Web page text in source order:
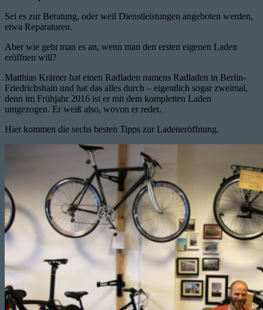
Sei es zur Beratung, oder weil Dienstleistungen angeboten werden,
etwa Reparaturen.
Aber wie geht man es an, wenn man den ersten eigenen Laden
eröffnen will?
Matthias Krämer hat einen Radladen namens Radladen in Berlin-
Friedrichshain und hat das alles durch – eigentlich sogar zweimal,
denn im Frühjahr 2016 ist er mit dem kompletten Laden
umgezogen. Er weiß also, wovon er redet.
Hier kommen die sechs besten Tipps zur Ladeneröffnung.